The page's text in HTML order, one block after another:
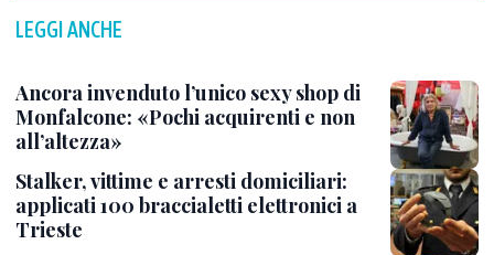
LEGGI ANCHE
Ancora invenduto l’unico sexy shop di
Monfalcone: «Pochi acquirenti e non
all’altezza»
Stalker, vittime e arresti domiciliari:
applicati 100 braccialetti elettronici a
Trieste